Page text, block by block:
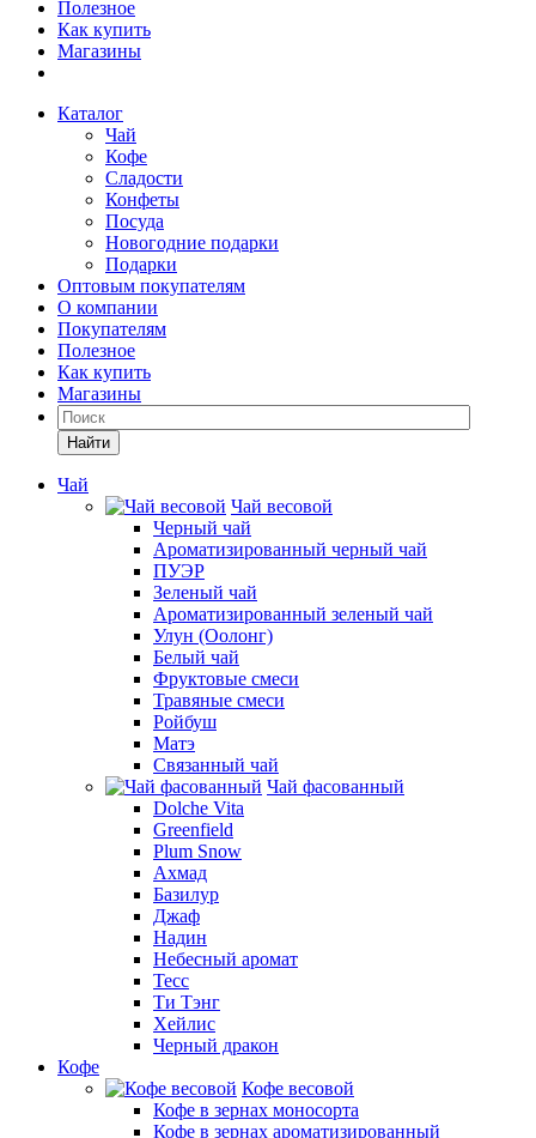
Полезное
Как купить
Магазины
Каталог
Чай
Кофе
Сладости
Конфеты
Посуда
Новогодние подарки
Подарки
Оптовым покупателям
О компании
Покупателям
Полезное
Как купить
Магазины
Найти
Чай
Чай весовой
Черный чай
Ароматизированный черный чай
ПУЭР
Зеленый чай
Ароматизированный зеленый чай
Улун (Оолонг)
Белый чай
Фруктовые смеси
Травяные смеси
Ройбуш
Матэ
Связанный чай
Чай фасованный
Dolche Vita
Greenfield
Plum Snow
Ахмад
Базилур
Джаф
Надин
Небесный аромат
Тесс
Ти Тэнг
Хейлис
Черный дракон
Кофе
Кофе весовой
Кофе в зернах моносорта
Кофе в зернах ароматизированный